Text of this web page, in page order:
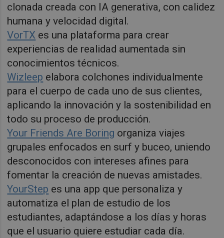
clonada creada con IA generativa, con calidez
humana y velocidad digital.
VorTX es una plataforma para crear
experiencias de realidad aumentada sin
conocimientos técnicos.
Wizleep elabora colchones individualmente
para el cuerpo de cada uno de sus clientes,
aplicando la innovación y la sostenibilidad en
todo su proceso de producción.
Your Friends Are Boring organiza viajes
grupales enfocados en surf y buceo, uniendo
desconocidos con intereses afines para
fomentar la creación de nuevas amistades.
YourStep es una app que personaliza y
automatiza el plan de estudio de los
estudiantes, adaptándose a los días y horas
que el usuario quiere estudiar cada día.